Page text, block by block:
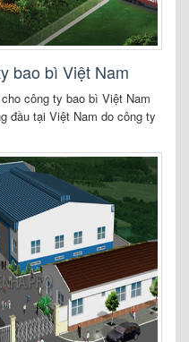
bao bì Việt Nam
công ty bao bì Việt Nam
đầu tại Việt Nam do công ty